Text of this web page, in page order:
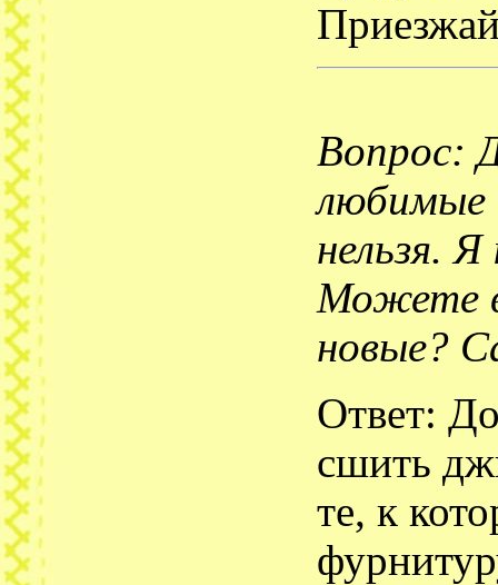
Вопрос:
любимые
нельзя.
Можете
новые?
Ответ:
сшить
те, к